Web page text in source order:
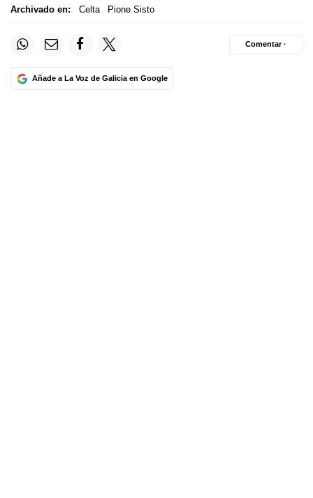
Archivado en: Celta Pione Sisto
Añade a La Voz de Galicia en Google
Comentar ·